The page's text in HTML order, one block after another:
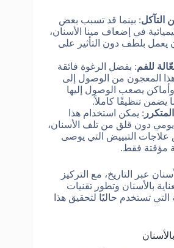
التآكل: بينما قد تسبب بعض
في إضعاف مينا الأسنان،
يعمل بلطف دون التأثير على
للفم: بفضل الرغوة فائقة
هذا المعجون من الوصول إلى
وأماكن يصعب الوصول إليها
تنظيفًا كاملاً.
: يمكن استخدام هذا
دون قلق من تلف الأسنان،
التبييض التي يوصى
مؤقتة فقط.
عبر التاريخ، مع التركيز
بالأسنان وتطور تقنيات
التي تستخدم حاليًا لتحقيق هذا